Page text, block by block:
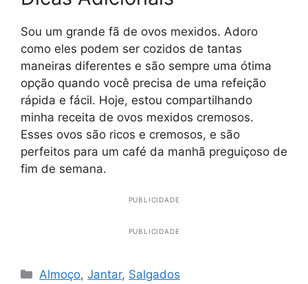
Sou um grande fã de ovos mexidos. Adoro
como eles podem ser cozidos de tantas
maneiras diferentes e são sempre uma ótima
opção quando você precisa de uma refeição
rápida e fácil. Hoje, estou compartilhando
minha receita de ovos mexidos cremosos.
Esses ovos são ricos e cremosos, e são
perfeitos para um café da manhã preguiçoso de
fim de semana.
PUBLICIDADE
PUBLICIDADE
Categorias
Almoço,Jantar, Salgados